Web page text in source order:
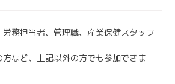
務担当者、管理職、産業保健スタッフ
方など、上記以外の方でも参加できま